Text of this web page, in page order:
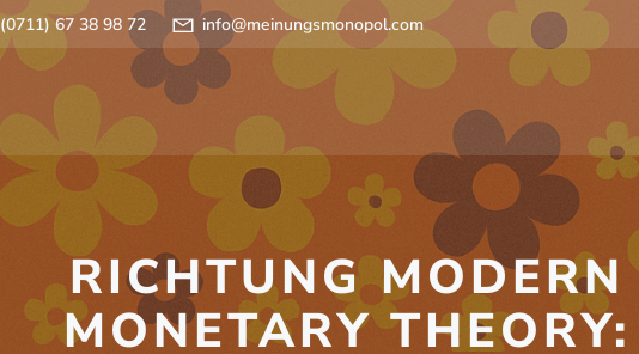
(0711) 67 38 98 72 info@meinungsmonopol.com
RICHTUNG MODERN
MONETARY THEORY: